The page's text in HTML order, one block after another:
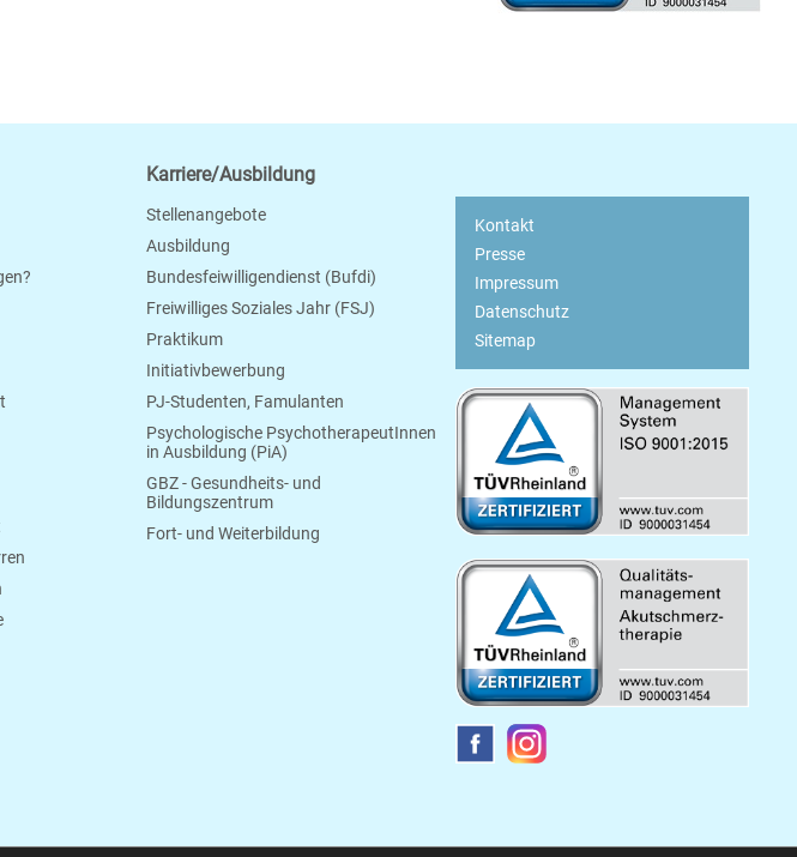
Karriere/Ausbildung
Stellenangebote
Ausbildung
Bundesfeiwilligendienst (Bufdi)
Freiwilliges Soziales Jahr (FSJ)
Praktikum
Initiativbewerbung
PJ-Studenten, Famulanten
Psychologische PsychotherapeutInnen
in Ausbildung (PiA)
GBZ - Gesundheits- und
Bildungszentrum
Fort- und Weiterbildung
Kontakt
Presse
Impressum
Datenschutz
Sitemap